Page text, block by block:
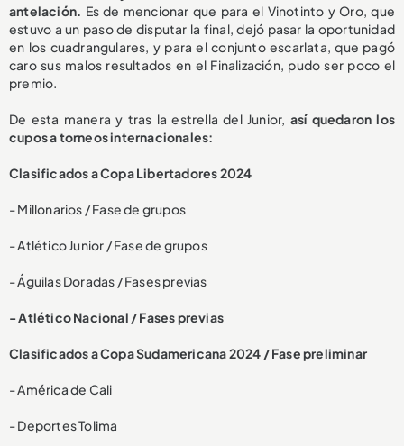
antelación. Es de mencionar que para el Vinotinto y Oro, que
estuvo a un paso de disputar la final, dejó pasar la oportunidad
en los cuadrangulares, y para el conjunto escarlata, que pagó
caro sus malos resultados en el Finalización, pudo ser poco el
premio.
De esta manera y tras la estrella del Junior, así quedaron los
cupos a torneos internacionales:
Clasificados a Copa Libertadores 2024
- Millonarios / Fase de grupos
- Atlético Junior / Fase de grupos
- Águilas Doradas / Fases previas
- Atlético Nacional / Fases previas
Clasificados a Copa Sudamericana 2024 /Fase preliminar
- América de Cali
- Deportes Tolima